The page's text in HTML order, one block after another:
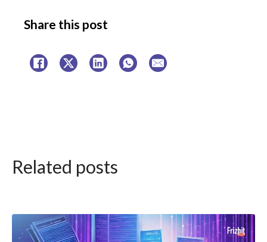
Share this post
Related posts